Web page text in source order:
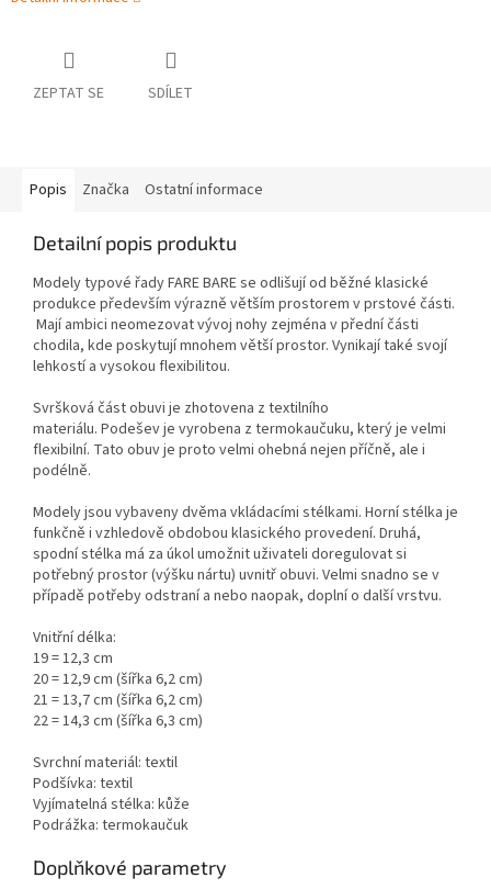
ZEPTAT SE SDÍLET
Popis Značka Ostatní informace
Detailní popis produktu
Modely typové řady FARE BARE se odlišují od běžné klasické
produkce především výrazně větším prostorem v prstové části.
Mají ambici neomezovat vývoj nohy zejména v přední části
chodila, kde poskytují mnohem větší prostor. Vynikají také svojí
lehkostí a vysokou flexibilitou.
Svršková část obuvi je zhotovena z textilního
materiálu. Podešev je vyrobena z termokaučuku, který je velmi
flexibilní. Tato obuv je proto velmi ohebná nejen příčně, ale i
podélně.
Modely jsou vybaveny dvěma vkládacími stélkami. Horní stélka je
funkčně i vzhledově obdobou klasického provedení. Druhá,
spodní stélka má za úkol umožnit uživateli doregulovat si
potřebný prostor (výšku nártu) uvnitř obuvi. Velmi snadno se v
případě potřeby odstraní a nebo naopak, doplní o další vrstvu.
Vnitřní délka:
19 = 12,3 cm
20 = 12,9 cm (šířka 6,2 cm)
21 = 13,7 cm (šířka 6,2 cm)
22 = 14,3 cm (šířka 6,3 cm)
Svrchní materiál: textil
Podšívka: textil
Vyjímatelná stélka: kůže
Podrážka: termokaučuk
Doplňkové parametry